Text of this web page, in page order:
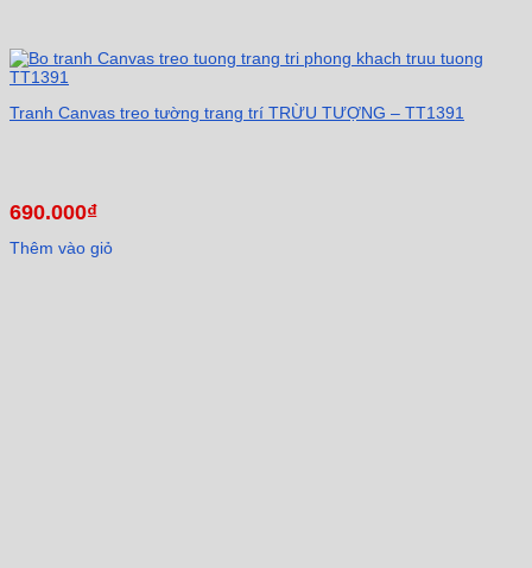
Tranh Canvas treo tường trang trí TRỪU TƯỢNG – TT1391
690.000₫
Thêm vào giỏ